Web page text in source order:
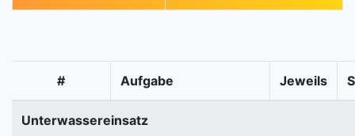
# Aufgabe Jeweils
Unterwassereinsatz